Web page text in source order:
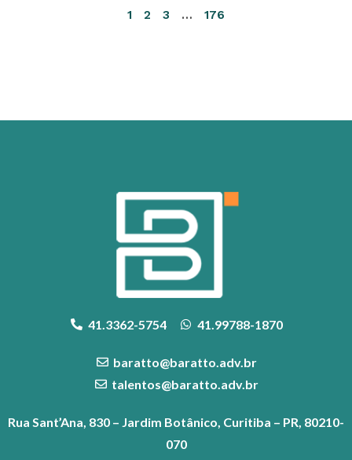
1 2 3 … 176
41.3362-5754 41.99788-1870
baratto@baratto.adv.br
talentos@baratto.adv.br
Rua Sant’Ana, 830 – Jardim Botânico, Curitiba – PR, 80210-
070